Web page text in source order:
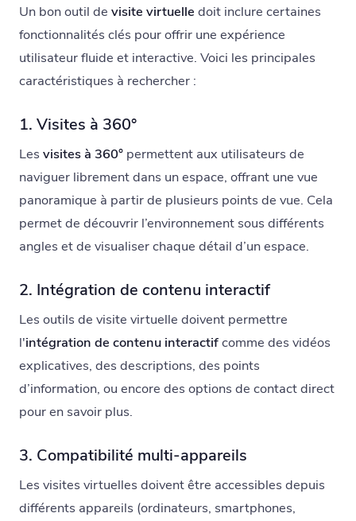
Un bon outil de visite virtuelle doit inclure certaines
fonctionnalités clés pour offrir une expérience
utilisateur fluide et interactive. Voici les principales
caractéristiques à rechercher :
1. Visites à 360°
Les visites à 360° permettent aux utilisateurs de
naviguer librement dans un espace, offrant une vue
panoramique à partir de plusieurs points de vue. Cela
permet de découvrir l’environnement sous différents
angles et de visualiser chaque détail d’un espace.
2. Intégration de contenu interactif
Les outils de visite virtuelle doivent permettre
l'intégration de contenu interactifcomme des vidéos
explicatives, des descriptions, des points
d’information, ou encore des options de contact direct
pour en savoir plus.
3. Compatibilité multi-appareils
Les visites virtuelles doivent être accessibles depuis
différents appareils (ordinateurs, smartphones,